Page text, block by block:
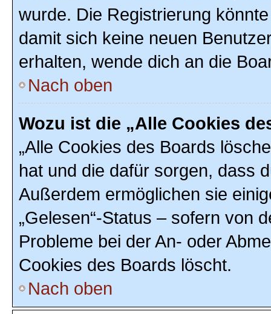
wurde. Die Registrierung
damit sich keine neuen
erhalten, wende dich an die
Nach oben
Wozu ist die „Alle Cookies
„Alle Cookies des Boards
hat und die dafür sorgen, dass
Außerdem ermöglichen sie
„Gelesen“-Status – sofern von
Probleme bei der An- oder
Cookies des Boards löscht.
Nach oben